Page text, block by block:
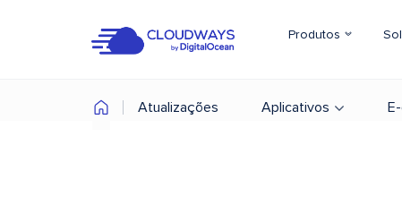
Produtos
Atualizações Aplicativos